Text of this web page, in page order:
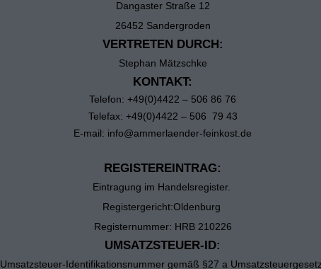
Dangaster Straße 12
26452 Sandergroden
VERTRETEN DURCH:
Stephan Mätzschke
KONTAKT:
Telefon: +49(0)4422 – 506 86 76
Telefax: +49(0)4422 – 506 79 43
E-mail: info@ammerlaender-feinkost.de
REGISTEREINTRAG:
Eintragung im Handelsregister.
Registergericht:Oldenburg
Registernummer: HRB 210226
UMSATZSTEUER-ID:
Umsatzsteuer-Identifikationsnummer gemäß §27 a